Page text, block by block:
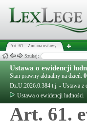
Art. 61. - Zmiana ustawy...
Szukaj:
Ustawa o ewidencji
Stan prawny aktualny na dzień:
Dz.U.2026.0.384 t.j. - Ustawa z
Ustawa o ewidencji ludności
Art. 61.